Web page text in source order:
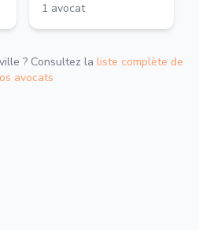
1 avocat
? Consultez la liste complète de
avocats